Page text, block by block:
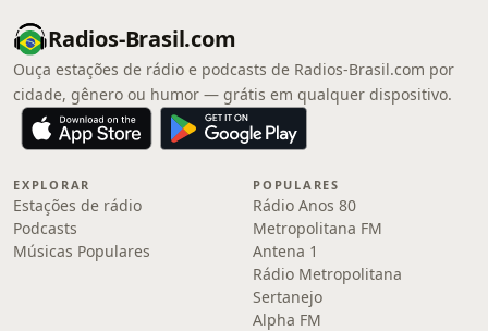
Radios-Brasil.com
Ouça estações de rádio e podcasts de Radios-Brasil.com por
cidade, gênero ou humor — grátis em qualquer dispositivo.
EXPLORAR
Estações de rádio
Podcasts
Músicas Populares
POPULARES
Rádio Anos 80
Metropolitana FM
Antena 1
Rádio Metropolitana
Sertanejo
Alpha FM